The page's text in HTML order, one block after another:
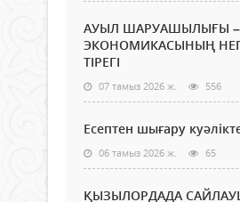
АУЫЛ ШАРУАШЫЛЫҒЫ –
ЭКОНОМИКАСЫНЫҢ
ТІРЕГІ
07 тамыз 2026 ж. 556
Есептен шығару
06 тамыз 2026 ж. 65
ҚЫЗЫЛОРДАДА